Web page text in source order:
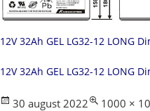
12V 32Ah GEL LG32-12 LONG
12V 32Ah GEL LG32-12 LONG
Posted
30 august 2022
Full
1000 ×